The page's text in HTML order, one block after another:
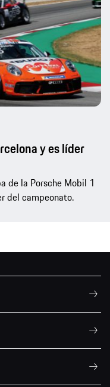
y es líder
de la Porsche Mobil 1
del campeonato.